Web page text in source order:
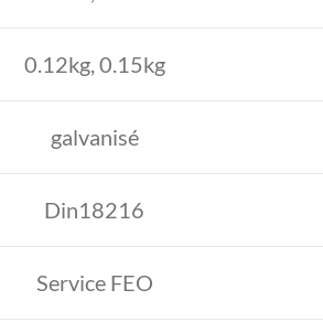
0.12kg, 0.15kg
galvanisé
Din18216
Service FEO